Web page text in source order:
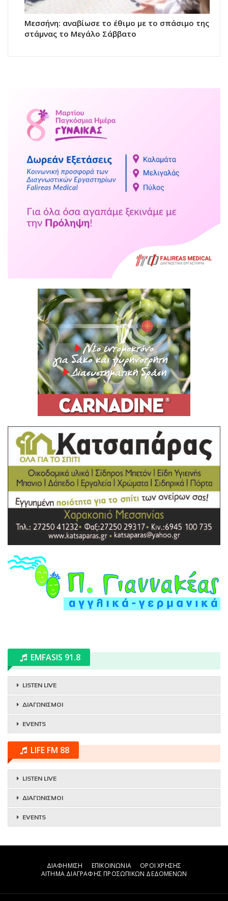
Μεσσήνη: αναβίωσε το έθιμο με το σπάσιμο της
στάμνας το Μεγάλο Σάββατο
EMFASIS 91.8
LISTEN LIVE
ΔΙΑΓΩΝΙΣΜΟΙ
EVENTS
LIFE FM 88
LISTEN LIVE
ΔΙΑΓΩΝΙΣΜΟΙ
EVENTS
ΔΙΑΦΗΜΙΣΗ ΕΠΙΚΟΙΝΩΝΙΑ
ΟΡΟΙ ΧΡΗΣΗΣ
ΑΙΤΗΜΑ ΔΙΑΓΡΑΦΗΣ ΠΡΟΣΩΠΙΚΩΝ ΔΕΔΟΜΕΝΩΝ